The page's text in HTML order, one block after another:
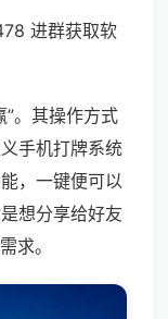
进群获取软
”。其操作方式
手机打牌系统
，一键便可以
想分享给好友
求。